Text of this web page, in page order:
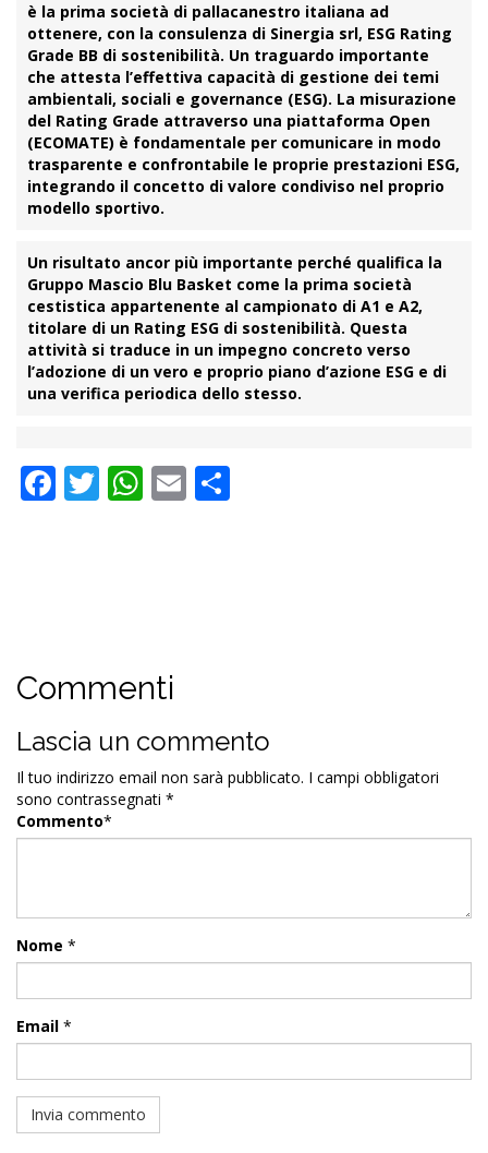
è la prima società di pallacanestro italiana ad
ottenere, con la consulenza di Sinergia srl, ESG Rating
Grade BB di sostenibilità. Un traguardo importante
che attesta l’effettiva capacità di gestione dei temi
ambientali, sociali e governance (ESG). La misurazione
del Rating Grade attraverso una piattaforma Open
(ECOMATE) è fondamentale per comunicare in modo
trasparente e confrontabile le proprie prestazioni ESG,
integrando il concetto di valore condiviso nel proprio
modello sportivo.
Un risultato ancor più importante perché qualifica la
Gruppo Mascio Blu Basket come la prima società
cestistica appartenente al campionato di A1 e A2,
titolare di un Rating ESG di sostenibilità. Questa
attività si traduce in un impegno concreto verso
l’adozione di un vero e proprio piano d’azione ESG e di
una verifica periodica dello stesso.
Facebook
Twitter
WhatsApp
Email
Commenti
Lascia un commento
Il tuo indirizzo email non sarà pubblicato. I campi obbligatori
sono contrassegnati *
Commento*
Nome *
Email *